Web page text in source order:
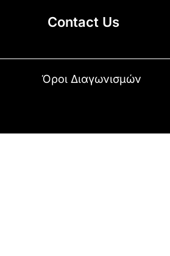
Contact Us
Όροι Διαγωνισμών